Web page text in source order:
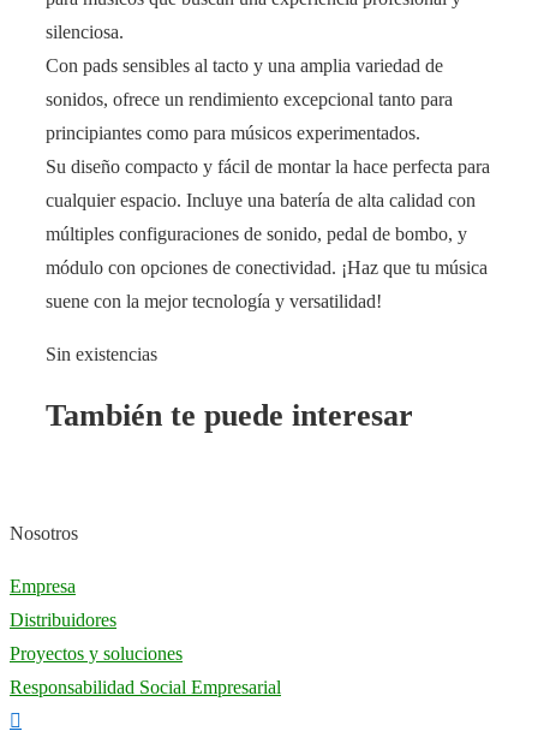
silenciosa.
Con pads sensibles al tacto y una amplia variedad de
sonidos, ofrece un rendimiento excepcional tanto para
principiantes como para músicos experimentados.
Su diseño compacto y fácil de montar la hace perfecta para
cualquier espacio. Incluye una batería de alta calidad con
múltiples configuraciones de sonido, pedal de bombo, y
módulo con opciones de conectividad. ¡Haz que tu música
suene con la mejor tecnología y versatilidad!
Sin existencias
También te puede interesar
Nosotros
Empresa
Distribuidores
Proyectos y soluciones
Responsabilidad Social Empresarial